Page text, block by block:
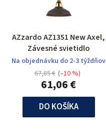
AZzardo AZ1351 New Axel,
Závesné svietidlo
Na objednávku do 2-3 týždňov
61,06 €
67,85 € (–10 %)
DO KOŠÍKA